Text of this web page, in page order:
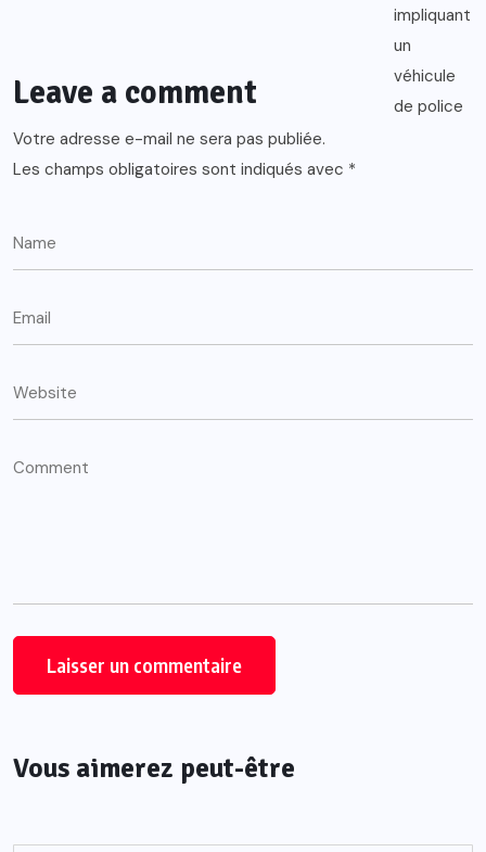
Leave a comment
Votre adresse e-mail ne sera pas publiée.
Les champs obligatoires sont indiqués avec *
Vous aimerez peut-être